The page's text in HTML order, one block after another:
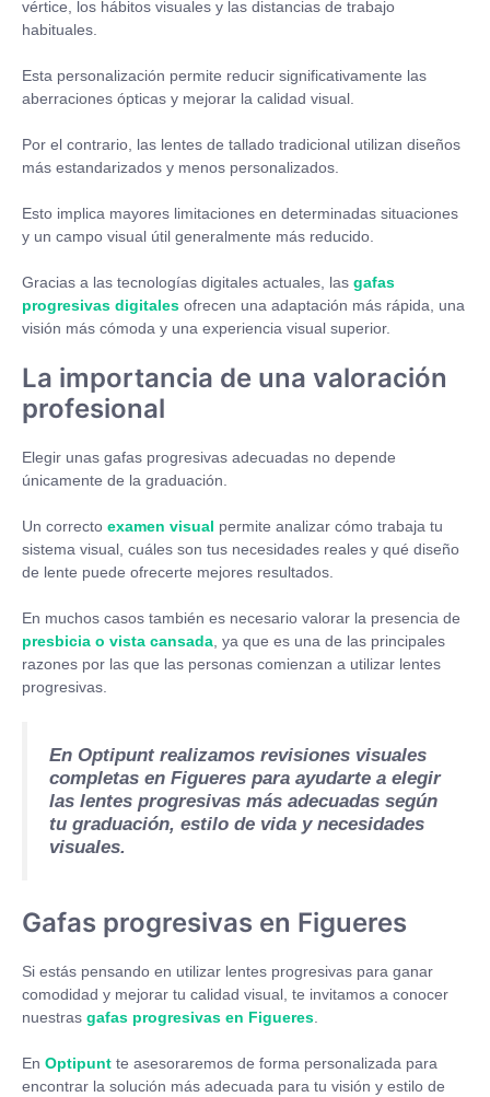
vértice, los hábitos visuales y las distancias de trabajo
habituales.
Esta personalización permite reducir significativamente las
aberraciones ópticas y mejorar la calidad visual.
Por el contrario, las lentes de tallado tradicional utilizan diseños
más estandarizados y menos personalizados.
Esto implica mayores limitaciones en determinadas situaciones
y un campo visual útil generalmente más reducido.
Gracias a las tecnologías digitales actuales, las gafas
progresivas digitales ofrecen una adaptación más rápida, una
visión más cómoda y una experiencia visual superior.
La importancia de una valoración
profesional
Elegir unas gafas progresivas adecuadas no depende
únicamente de la graduación.
Un correcto examen visual permite analizar cómo trabaja tu
sistema visual, cuáles son tus necesidades reales y qué diseño
de lente puede ofrecerte mejores resultados.
En muchos casos también es necesario valorar la presencia de
presbicia o vista cansada , ya que es una de las principales
razones por las que las personas comienzan a utilizar lentes
progresivas.
En Optipunt realizamos revisiones visuales
completas en Figueres para ayudarte a elegir
las lentes progresivas más adecuadas según
tu graduación, estilo de vida y necesidades
visuales.
Gafas progresivas en Figueres
Si estás pensando en utilizar lentes progresivas para ganar
comodidad y mejorar tu calidad visual, te invitamos a conocer
nuestras gafas progresivas en Figueres.
En Optipunt te asesoraremos de forma personalizada para
encontrar la solución más adecuada para tu visión y estilo de